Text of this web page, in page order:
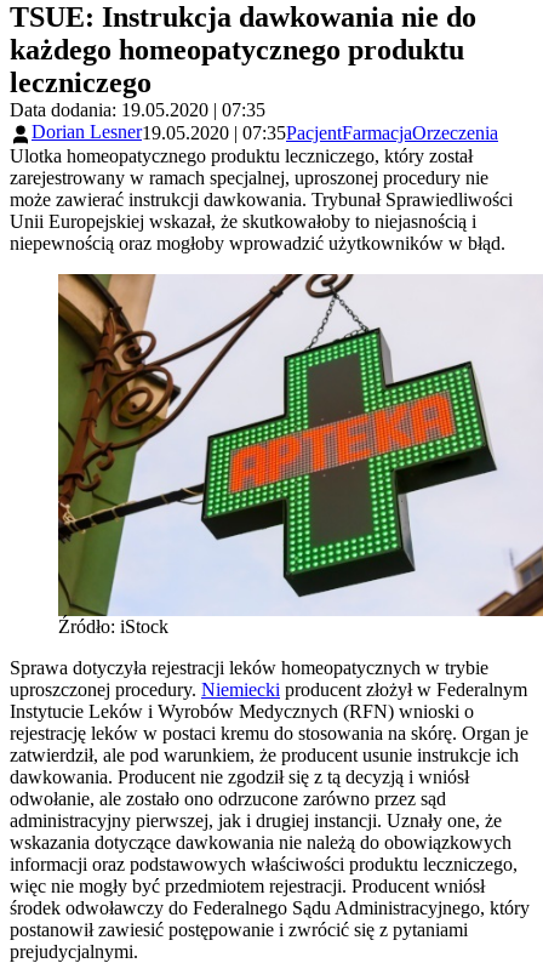
TSUE: Instrukcja dawkowania nie do
każdego homeopatycznego produktu
leczniczego
Data dodania: 19.05.2020 | 07:35
Dorian Lesner19.05.2020 | 07:35PacjentFarmacjaOrzeczenia
Ulotka homeopatycznego produktu leczniczego, który został
zarejestrowany w ramach specjalnej, uproszonej procedury nie
może zawierać instrukcji dawkowania. Trybunał Sprawiedliwości
Unii Europejskiej wskazał, że skutkowałoby to niejasnością i
niepewnością oraz mogłoby wprowadzić użytkowników w błąd.
Źródło: iStock
Sprawa dotyczyła rejestracji leków homeopatycznych w trybie
uproszczonej procedury. Niemiecki producent złożył w Federalnym
Instytucie Leków i Wyrobów Medycznych (RFN) wnioski o
rejestrację leków w postaci kremu do stosowania na skórę. Organ je
zatwierdził, ale pod warunkiem, że producent usunie instrukcje ich
dawkowania. Producent nie zgodził się z tą decyzją i wniósł
odwołanie, ale zostało ono odrzucone zarówno przez sąd
administracyjny pierwszej, jak i drugiej instancji. Uznały one, że
wskazania dotyczące dawkowania nie należą do obowiązkowych
informacji oraz podstawowych właściwości produktu leczniczego,
więc nie mogły być przedmiotem rejestracji. Producent wniósł
środek odwoławczy do Federalnego Sądu Administracyjnego, który
postanowił zawiesić postępowanie i zwrócić się z pytaniami
prejudycjalnymi.